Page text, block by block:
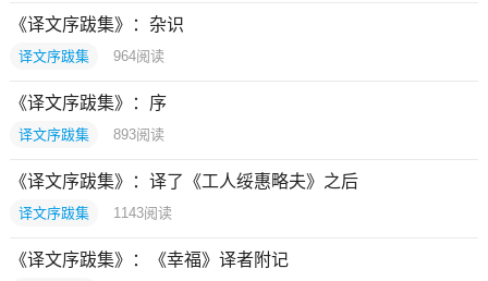
《译文序跋集》：杂识
译文序跋集 964阅读
《译文序跋集》：序
译文序跋集 893阅读
《译文序跋集》：译了《工人绥惠略夫》之后
译文序跋集 1143阅读
《译文序跋集》：《幸福》译者附记